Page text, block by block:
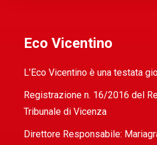
Eco Vicentino
L’Eco Vicentino è una testata
Registrazione n. 16/2016 del
Tribunale di Vicenza
Direttore Responsabile: